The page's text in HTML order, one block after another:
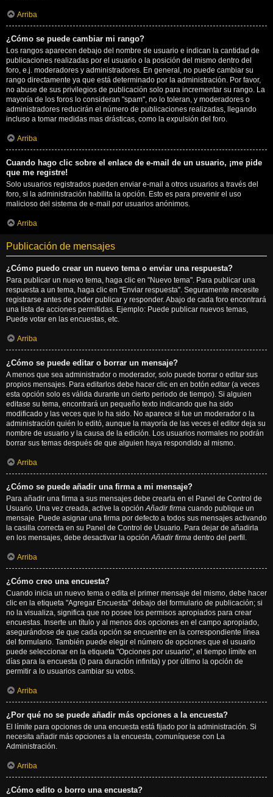
Arriba
¿Cómo se puede cambiar mi rango?
Los rangos aparecen debajo del nombre de usuario e indican la cantidad de
publicaciones realizadas por el usuario o la posición del mismo dentro del
foro, e.j. moderadores y administradores. En general, no puede cambiar su
rango directamente ya que está determinado por la administración. Por favor,
no abuse de sus privilegios de publicación solo para incrementar su rango. La
mayoría de los foros lo consideran "spam", no lo toleran, y moderadores o
administradores reducirán el número de publicaciones realizadas, llegando
incluso a tomar medidas mas drásticas, como la expulsión del foro.
Arriba
Cuando hago clic sobre el enlace de e-mail de un usuario, ¡me pide
que me registre!
Solo usuarios registrados pueden enviar e-mail a otros usuarios a través del
foro, si la administración habilita la opción. Esto es para prevenir el uso
malicioso del sistema de e-mail por usuarios anónimos.
Arriba
Publicación de mensajes
¿Cómo puedo crear un nuevo tema o enviar una respuesta?
Para publicar un nuevo tema, haga clic en "Nuevo tema". Para publicar una
respuesta a un tema, haga clic en "Enviar respuesta". Seguramente necesite
registrarse antes de poder publicar y responder. Abajo de cada foro encontrará
una lista de acciones permitidas. Ejemplo: Puede publicar nuevos temas,
Puede votar en las encuestas, etc.
Arriba
¿Cómo se puede editar o borrar un mensaje?
A menos que sea administrador o moderador, solo puede borrar o editar sus
propios mensajes. Para editarlos debe hacer clic en en botón editar(a veces
esta opción solo es válida durante un cierto periodo de tiempo). Si alguien
editase su tema, encontrará un pequeño texto indicando que ha sido
modificado y las veces que lo ha sido. No aparece si fue un moderador o la
administración quién lo editó, aunque la mayoría de las veces el editor deja su
nombre de usuario y la causa de la edición. Los usuarios normales no podrán
borrar sus temas después de que alguien haya respondido al mismo.
Arriba
¿Cómo se puede añadir una firma a mi mensaje?
Para añadir una firma a sus mensajes debe crearla en el Panel de Control de
Usuario. Una vez creada, active la opciónAñadir firma cuando publique un
mensaje. Puede asignar una firma por defecto a todos sus mensajes activando
la casilla correcta en su Panel de Control de Usuario. Para dejar de añadirla
en los mensajes, debe desactivar la opciónAñadir firma dentro del perfil.
Arriba
¿Cómo creo una encuesta?
Cuando inicia un nuevo tema o edita el primer mensaje del mismo, debe hacer
clic en la etiqueta "Agregar Encuesta" debajo del formulario de publicación; si
no la visualiza, significa que no posee los permisos apropiados para crear
encuestas. Inserte un título y al menos dos opciones en el campo apropiado,
asegurándose de que cada opción se encuentre en la correspondiente línea
del formulario. También puede elegir el número de opciones que el usuario
puede seleccionar en la etiqueta "Opciones por usuario", el tiempo límite en
días para la encuesta (0 para duración infinita) y por último la opción de
permitir a lo usuarios cambiar su votos.
Arriba
¿Por qué no se puede añadir más opciones a la encuesta?
El límite para opciones de una encuesta está fijado por la administración. Si
necesita añadir más opciones a la encuesta, comuníquese con La
Administración.
Arriba
¿Cómo edito o borro una encuesta?